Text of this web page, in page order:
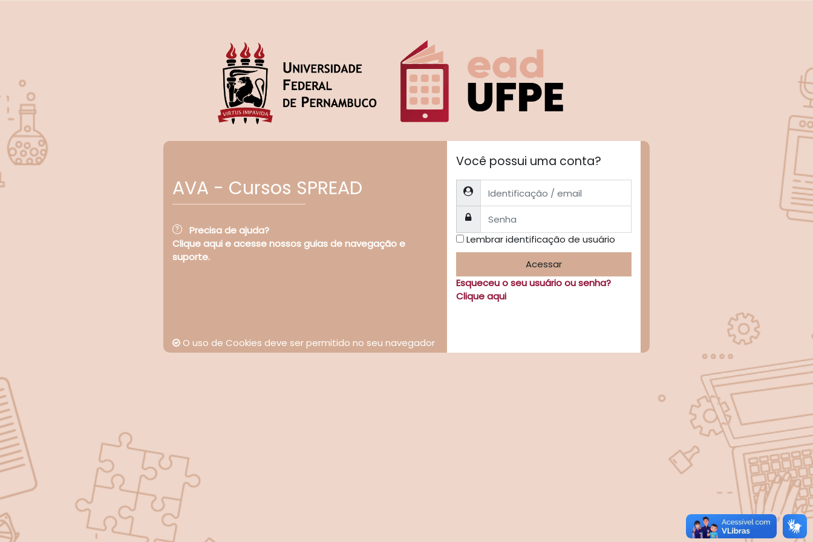
AVA - Cursos SPREAD
Precisa de ajuda?
Clique aqui e acesse nossos guias de navegação e
suporte.
O uso de Cookies deve ser permitido no seu navegador
Você possui uma conta?
Identificação / email
Senha
Lembrar identificação de usuário
Acessar
Esqueceu o seu usuário ou senha?
Clique aqui